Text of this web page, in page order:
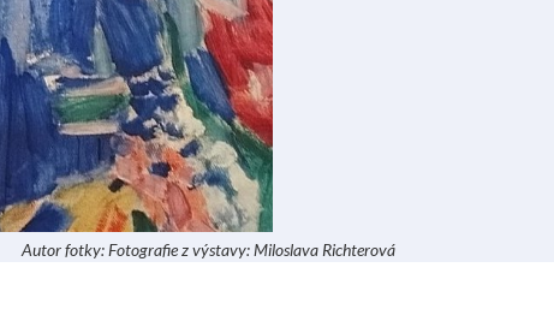
Autor fotky: Fotografie z výstavy: Miloslava Richterová